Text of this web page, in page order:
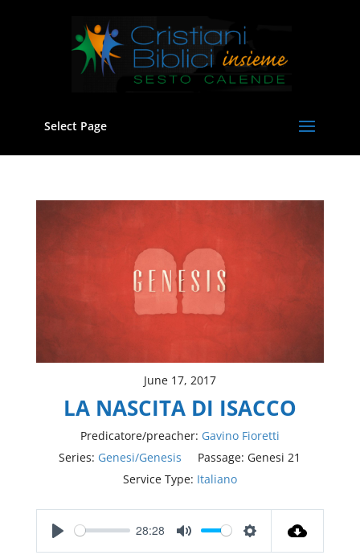
Select Page
June 17, 2017
LA NASCITA DI ISACCO
Predicatore/preacher: Gavino Fioretti
Series: Genesi/Genesis Passage: Genesi 21
Service Type: Italiano
Play
28:28
Mute Settings